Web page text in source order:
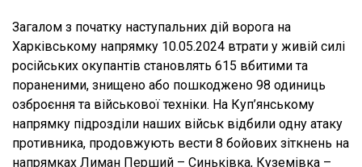
Загалом з початку наступальних дій ворога на
Харківському напрямку 10.05.2024 втрати у живій силі
російських окупантів становлять 615 вбитими та
пораненими, знищено або пошкоджено 98 одиниць
озброєння та військової техніки. На Куп’янському
напрямку підрозділи наших військ відбили одну атаку
противника, продовжують вести 8 бойових зіткнень на
напрямках Лиман Перший – Синьківка, Куземівка –